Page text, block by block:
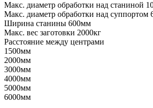
Макс. диаметр обработки над станиной
Макс. диаметр обработки над суппортом
Ширина станины 600мм
Макс. вес заготовки 2000кг
Расстояние между центрами
1500мм
2000мм
3000мм
4000мм
5000мм
6000мм